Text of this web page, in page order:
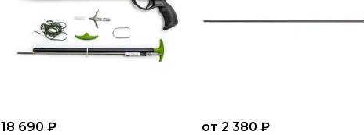
18 690 ₽ от 2 380 ₽